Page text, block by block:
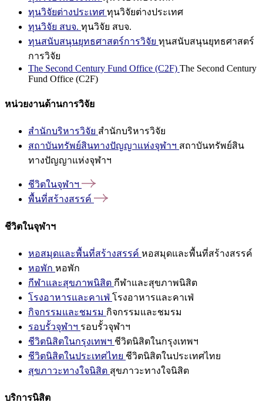
ทุนวิจัยต่างประเทศ ทุนวิจัยต่างประเทศ
ทุนวิจัย สบจ. ทุนวิจัย สบจ.
ทุนสนับสนุนยุทธศาสตร์การวิจัย ทุนสนับสนุนยุทธศาสตร์
การวิจัย
The Second Century Fund Office (C2F) The Second Century
Fund Office (C2F)
หน่วยงานด้านการวิจัย
สำนักบริหารวิจัย สำนักบริหารวิจัย
สถาบันทรัพย์สินทางปัญญาแห่งจุฬาฯ สถาบันทรัพย์สิน
ทางปัญญาแห่งจุฬาฯ
ชีวิตในจุฬาฯ
พื้นที่สร้างสรรค์
ชีวิตในจุฬาฯ
หอสมุดและพื้นที่สร้างสรรค์ หอสมุดและพื้นที่สร้างสรรค์
หอพัก หอพัก
กีฬาและสุขภาพนิสิต กีฬาและสุขภาพนิสิต
โรงอาหารและคาเฟ่ โรงอาหารและคาเฟ่
กิจกรรมและชมรม กิจกรรมและชมรม
รอบรั้วจุฬาฯ รอบรั้วจุฬาฯ
ชีวิตนิสิตในกรุงเทพฯ ชีวิตนิสิตในกรุงเทพฯ
ชีวิตนิสิตในประเทศไทย ชีวิตนิสิตในประเทศไทย
สุขภาวะทางใจนิสิต สุขภาวะทางใจนิสิต
บริการนิสิต